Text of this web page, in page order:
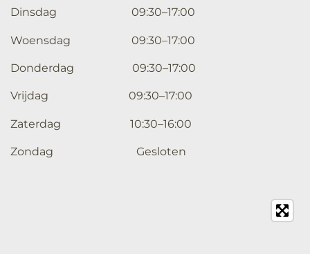
Dinsdag 09:30–17:00
Woensdag 09:30–17:00
Donderdag 09:30–17:00
Vrijdag 09:30–17:00
Zaterdag 10:30–16:00
Zondag Gesloten